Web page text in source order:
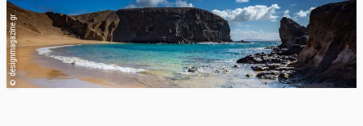
©
designmagazine.gr